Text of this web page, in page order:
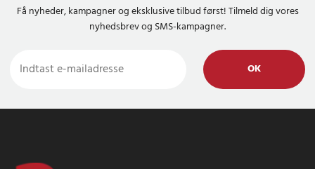
Få nyheder, kampagner og eksklusive tilbud først! Tilmeld dig vores
nyhedsbrev og SMS-kampagner.
OK